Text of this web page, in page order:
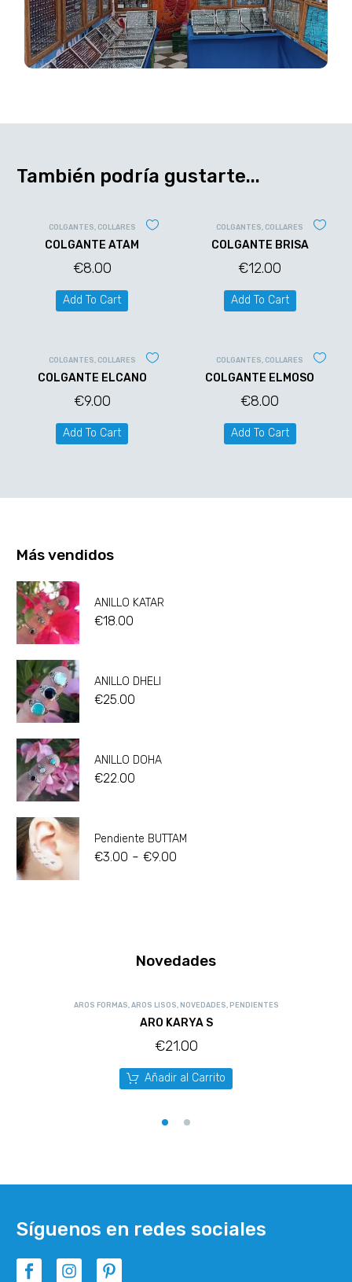
También podría gustarte...
COLGANTES COLLARES
COLGANTE ATAM
€8.00
Add To Cart
COLGANTES COLLARES
COLGANTE BRISA
€12.00
Add To Cart
COLGANTES COLLARES
COLGANTE ELCANO
€9.00
Add To Cart
COLGANTES COLLARES
COLGANTE ELMOSO
€8.00
Add To Cart
Más vendidos
ANILLO KATAR
€18.00
ANILLO DHELI
€25.00
ANILLO DOHA
€22.00
Pendiente BUTTAM
€3.00 - €9.00
Novedades
AROS FORMAS AROS LISOS NOVEDADES PENDIENTES
ARO KARYA S
€21.00
Añadir al Carrito
Síguenos en redes sociales